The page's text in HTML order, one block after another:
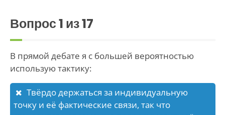
Вопрос1 из 17
В прямой дебате я с большей вероятностью
использую тактику:
Твёрдо держаться за индивидуальную
точку и её фактические связи, так что